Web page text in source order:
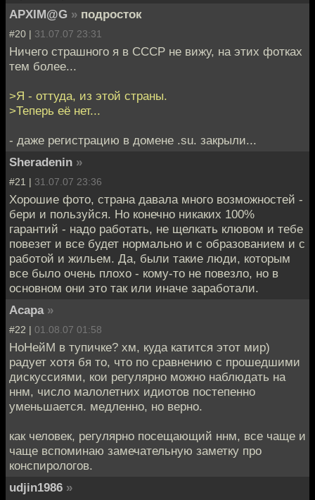
APXIM@G » подросток
#20 | 31.07.07 23:31
Ничего страшного я в СССР не вижу, на этих фотках
тем более...
>Я - оттуда, из этой страны.
>Теперь её нет...
- даже регистрацию в домене .su. закрыли...
Sheradenin »
#21 | 31.07.07 23:36
Хорошие фото, страна давала много возможностей -
бери и пользуйся. Но конечно никаких 100%
гарантий - надо работать, не щелкать клювом и тебе
повезет и все будет нормально и с образованием и с
работой и жильем. Да, были такие люди, которым
все было очень плохо - кому-то не повезло, но в
основном они это так или иначе заработали.
Асара »
#22 | 01.08.07 01:58
НоНейМ в тупичке? хм, куда катится этот мир)
радует хотя бя то, что по сравнению с прошедшими
дискуссиями, кои регулярно можно наблюдать на
ннм, число малолетних идиотов постепенно
уменьшается. медленно, но верно.
как человек, регулярно посещающий ннм, все чаще и
чаще вспоминаю замечательную заметку про
конспирологов.
udjin1986 »